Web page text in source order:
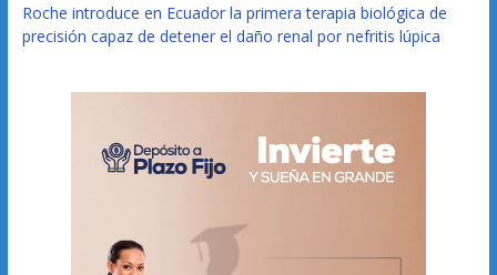
Roche introduce en Ecuador la primera terapia biológica de
precisión capaz de detener el daño renal por nefritis lúpica